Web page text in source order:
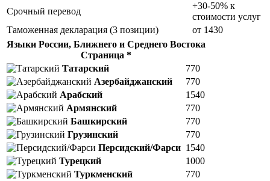
Срочный перевод
+30-50% к
стоимости услуг
Таможенная декларация (3 позиции)
от 1430
Языки России, Ближнего и Среднего Востока
Страница *
Татарский
770
Азербайджанский
770
Арабский
1540
Армянский
770
Башкирский
770
Грузинский
770
Персидский/Фарси 1540
Турецкий
1000
Туркменский
770